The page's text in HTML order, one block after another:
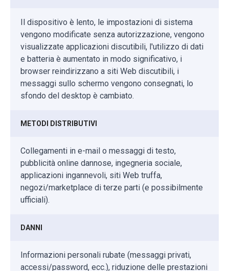
Il dispositivo è lento, le impostazioni di sistema
vengono modificate senza autorizzazione, vengono
visualizzate applicazioni discutibili, l'utilizzo di dati
e batteria è aumentato in modo significativo, i
browser reindirizzano a siti Web discutibili, i
messaggi sullo schermo vengono consegnati, lo
sfondo del desktop è cambiato.
METODI DISTRIBUTIVI
Collegamenti in e-mail o messaggi di testo,
pubblicità online dannose, ingegneria sociale,
applicazioni ingannevoli, siti Web truffa,
negozi/marketplace di terze parti (e possibilmente
ufficiali).
DANNI
Informazioni personali rubate (messaggi privati,
accessi/password, ecc.), riduzione delle prestazioni